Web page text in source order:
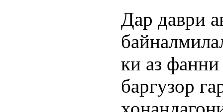
Дар даври
ки аз
баргузор